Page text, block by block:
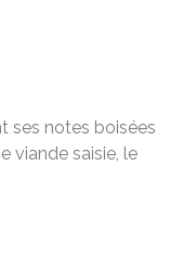
ses notes boisées
viande saisie, le